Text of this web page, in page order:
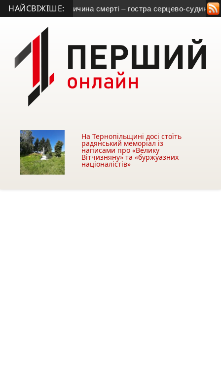
НАЙСВІЖІШЕ:причина смерті – гостра серцево-судинна
На Тернопільщині досі стоїть
радянський меморіал із
написами про «Велику
Вітчизняну» та «буржуазних
націоналістів»